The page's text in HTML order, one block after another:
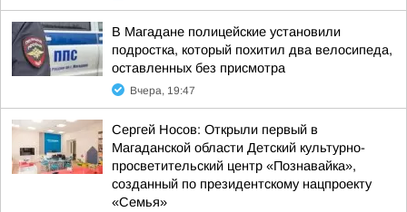
В Магадане полицейские установили
подростка, который похитил два велосипеда,
оставленных без присмотра
Вчера, 19:47
Сергей Носов: Открыли первый в
Магаданской области Детский культурно-
просветительский центр «Познавайка»,
созданный по президентскому нацпроекту
«Семья»